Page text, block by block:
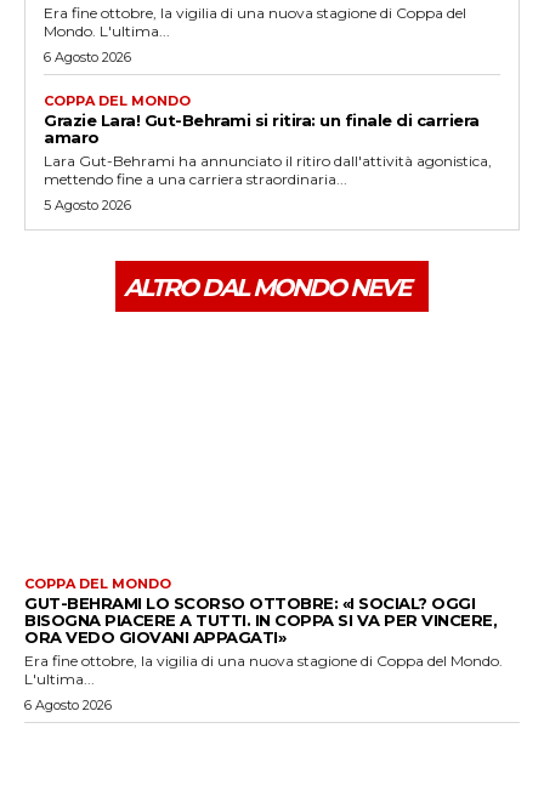
Era fine ottobre, la vigilia di una nuova stagione di Coppa del
Mondo. L'ultima...
6 Agosto 2026
COPPA DEL MONDO
Grazie Lara! Gut-Behrami si ritira: un finale di carriera
amaro
Lara Gut-Behrami ha annunciato il ritiro dall'attività agonistica,
mettendo fine a una carriera straordinaria...
5 Agosto 2026
ALTRO DAL MONDO NEVE
COPPA DEL MONDO
GUT-BEHRAMI LO SCORSO OTTOBRE: «I SOCIAL? OGGI
BISOGNA PIACERE A TUTTI. IN COPPA SI VA PER VINCERE,
ORA VEDO GIOVANI APPAGATI»
Era fine ottobre, la vigilia di una nuova stagione di Coppa del Mondo.
L'ultima...
6 Agosto 2026